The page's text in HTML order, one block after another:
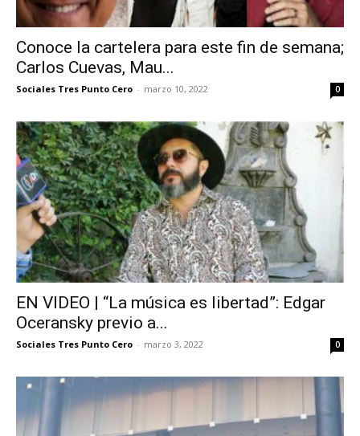
Conoce la cartelera para este fin de semana;
Carlos Cuevas, Mau...
Sociales Tres Punto Cero - marzo 10, 2022 0
EN VIDEO | “La música es libertad”: Edgar
Oceransky previo a...
Sociales Tres Punto Cero - marzo 3, 2022 0